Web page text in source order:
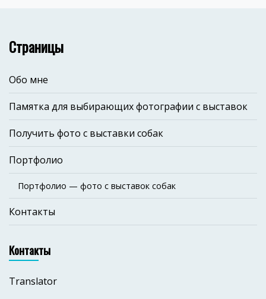
Страницы
Обо мне
Памятка для выбирающих фотографии с выставок
Получить фото с выставки собак
Портфолио
Портфолио — фото с выставок собак
Контакты
Контакты
Translator